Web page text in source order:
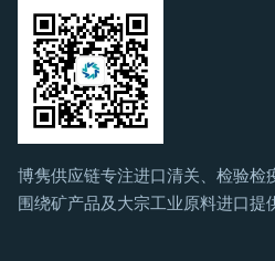
博隽供应链专注进口清关、检验检
围绕矿产品及大宗工业原料进口提